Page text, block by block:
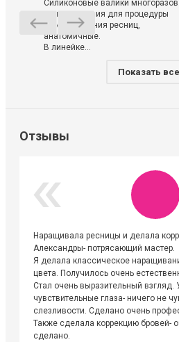
Силиконовые валики
использования для процедуры
ламинирования ресниц,
анатомичные.
В линейке...
Показать
Отзывы
Наращивала ресницы и делала
Александры- потрясающий мастер.
Я делала классическое
цвета. Получилось очень
Стал очень выразительный взгляд.
чувствительные глаза- ничего не
слезливости. Сделано очень
Также сделала коррекцию бровей-
сделано.